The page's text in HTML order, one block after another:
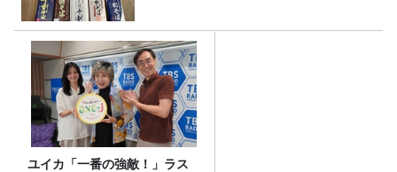
ユイカ「一番の強敵！」ラス